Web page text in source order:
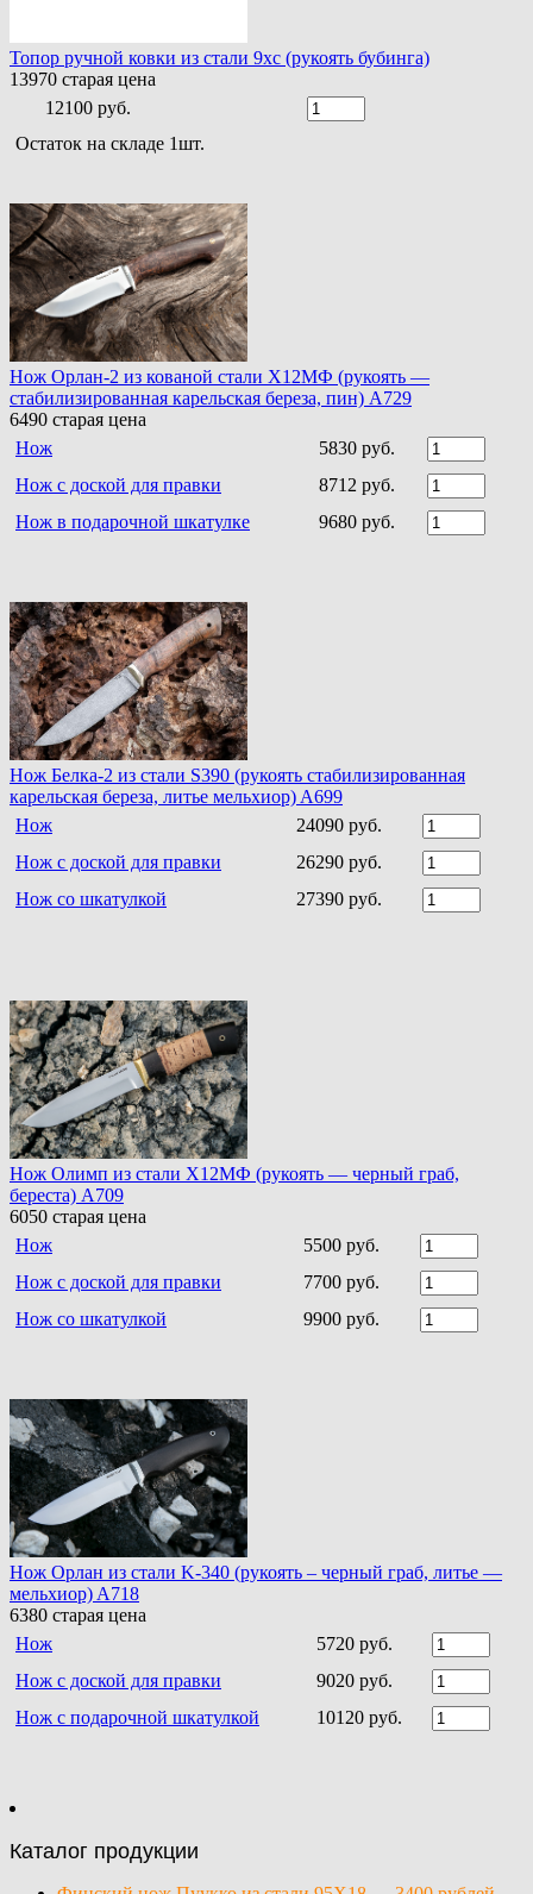
Топор ручной ковки из стали 9хс (рукоять бубинга)
13970 старая цена
12100 руб.
Остаток на складе 1шт.
Нож Орлан-2 из кованой стали Х12МФ (рукоять —
стабилизированная карельская береза, пин) A729
6490 старая цена
Нож
5830 руб.
Нож с доской для правки
8712 руб.
Нож в подарочной шкатулке
9680 руб.
Нож Белка-2 из стали S390 (рукоять стабилизированная
карельская береза, литье мельхиор) A699
Нож
24090 руб.
Нож с доской для правки
26290 руб.
Нож со шкатулкой
27390 руб.
Нож Олимп из стали Х12МФ (рукоять — черный граб,
береста) A709
6050 старая цена
Нож
5500 руб.
Нож с доской для правки
7700 руб.
Нож со шкатулкой
9900 руб.
Нож Орлан из стали K-340 (рукоять – черный граб, литье —
мельхиор) A718
6380 старая цена
Нож
5720 руб.
Нож с доской для правки
9020 руб.
Нож с подарочной шкатулкой
10120 руб.
Каталог продукции